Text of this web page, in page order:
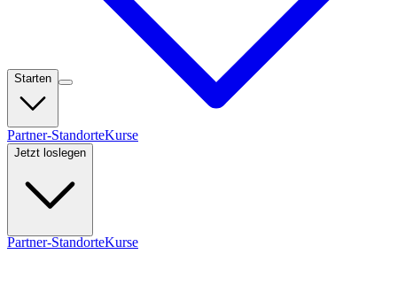
Starten
Partner-StandorteKurse
Jetzt loslegen
Partner-StandorteKurse